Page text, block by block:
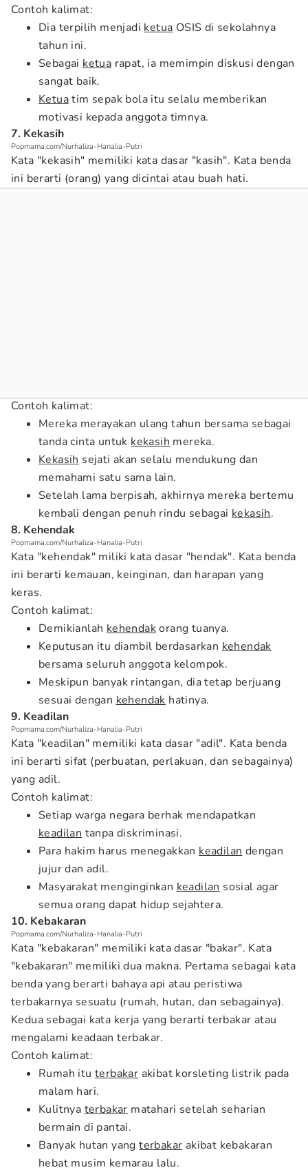
Contoh kalimat:
Dia terpilih menjadi ketua OSIS di sekolahnya
tahun ini.
Sebagai ketua rapat, ia memimpin diskusi dengan
sangat baik.
Ketuatim sepak bola itu selalu memberikan
motivasi kepada anggota timnya.
7. Kekasih
Popmama.com/Nurhaliza-Hanalia-Putri
Kata "kekasih" memiliki kata dasar "kasih". Kata benda
ini berarti (orang) yang dicintai atau buah hati.
Contoh kalimat:
Mereka merayakan ulang tahun bersama sebagai
tanda cinta untuk kekasih mereka.
Kekasih sejati akan selalu mendukung dan
memahami satu sama lain.
Setelah lama berpisah, akhirnya mereka bertemu
kembali dengan penuh rindu sebagai kekasih.
8. Kehendak
Popmama.com/Nurhaliza-Hanalia-Putri
Kata "kehendak" miliki kata dasar "hendak". Kata benda
ini berarti kemauan, keinginan, dan harapan yang
keras.
Contoh kalimat:
Demikianlah kehendakorang tuanya.
Keputusan itu diambil berdasarkan kehendak
bersama seluruh anggota kelompok.
Meskipun banyak rintangan, dia tetap berjuang
sesuai dengan kehendak hatinya.
9. Keadilan
Popmama.com/Nurhaliza-Hanalia-Putri
Kata "keadilan" memiliki kata dasar "adil". Kata benda
ini berarti sifat (perbuatan, perlakuan, dan sebagainya)
yang adil.
Contoh kalimat:
Setiap warga negara berhak mendapatkan
keadilan tanpa diskriminasi.
Para hakim harus menegakkan keadilan dengan
jujur dan adil.
Masyarakat menginginkan keadilan sosial agar
semua orang dapat hidup sejahtera.
10. Kebakaran
Popmama.com/Nurhaliza-Hanalia-Putri
Kata "kebakaran" memiliki kata dasar "bakar". Kata
"kebakaran" memiliki dua makna. Pertama sebagai kata
benda yang berarti bahaya api atau peristiwa
terbakarnya sesuatu (rumah, hutan, dan sebagainya).
Kedua sebagai kata kerja yang berarti terbakar atau
mengalami keadaan terbakar.
Contoh kalimat:
Rumah ituterbakar akibat korsleting listrik pada
malam hari.
Kulitnya terbakar matahari setelah seharian
bermain di pantai.
Banyak hutan yangterbakar akibat kebakaran
hebat musim kemarau lalu.